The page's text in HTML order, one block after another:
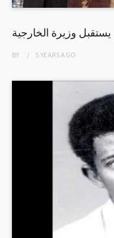
وزيرة الخارجية
BY 5 YEARSAGO